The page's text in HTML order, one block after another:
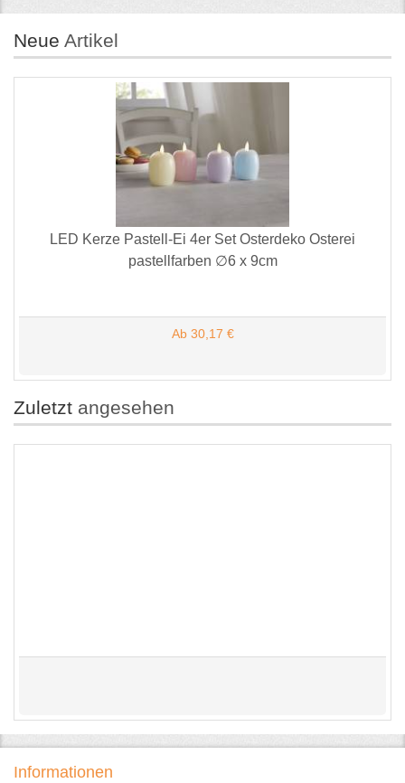
Neue Artikel
LED Kerze Pastell-Ei 4er Set Osterdeko Osterei
pastellfarben ∅6 x 9cm
Ab 30,17 €
Zuletzt angesehen
Informationen